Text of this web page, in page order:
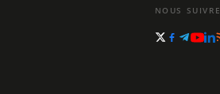
NOUS SUIVRE